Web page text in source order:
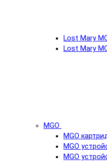
Lost Mary
Lost Mary
MGO
MGO
MGO
MGO